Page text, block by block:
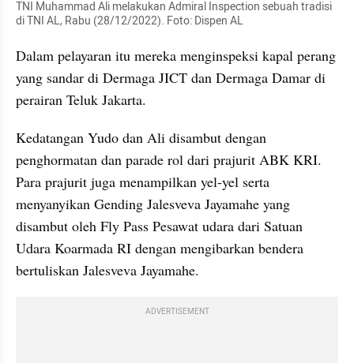
TNI Muhammad Ali melakukan Admiral Inspection sebuah tradisi
di TNI AL, Rabu (28/12/2022). Foto: Dispen AL
Dalam pelayaran itu mereka menginspeksi kapal perang
yang sandar di Dermaga JICT dan Dermaga Damar di
perairan Teluk Jakarta.
Kedatangan Yudo dan Ali disambut dengan
penghormatan dan parade rol dari prajurit ABK KRI.
Para prajurit juga menampilkan yel-yel serta
menyanyikan Gending Jalesveva Jayamahe yang
disambut oleh Fly Pass Pesawat udara dari Satuan
Udara Koarmada RI dengan mengibarkan bendera
bertuliskan Jalesveva Jayamahe.
ADVERTISEMENT